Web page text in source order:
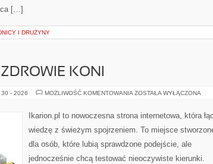
[…]
I DRUŻYNY
KONI
30 - 2026 MOŻLIWOŚĆ KOMENTOWANIA PIELĘGNACJA
KONI
ZOSTAŁA WYŁĄCZONA
Ikarion.pl to nowoczesna strona internetowa, która
wiedzę z świeżym spojrzeniem. To miejsce
dla osób, które lubią sprawdzone podejście, ale
jednocześnie chcą testować nieoczywiste kierunki.